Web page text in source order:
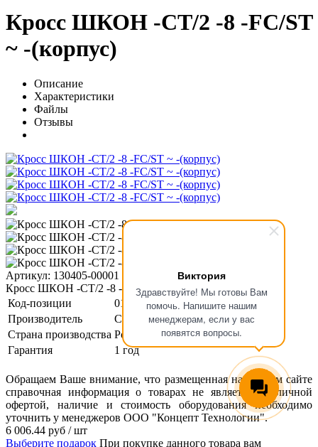
Виктория
Здравствуйте! Мы готовы Вам
помочь. Напишите нашим
менеджерам, если у вас
появятся вопросы.
Кросс ШКОН -СТ/2 -8 -FC/ST
~ -(корпус)
Описание
Характеристики
Файлы
Отзывы
Артикул: 130405-00001
Кросс ШКОН -СТ/2 -8 -FC/ST ~ -(корпус)
Код-позиции
01-00121719
Производитель
СвязьСтройДеталь
Страна производства Россия
Гарантия
1 год
Обращаем Ваше внимание, что размещенная на данном сайте
справочная информация о товарах не является публичной
офертой, наличие и стоимость оборудования необходимо
уточнить у менеджеров ООО "Концепт Технологии".
6 006.44 руб / шт
Выберите подарок При покупке данного товара вам